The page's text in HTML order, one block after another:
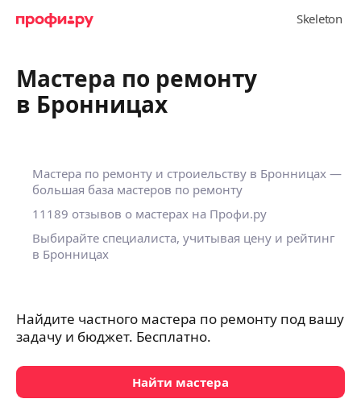
Мастера по ремонту
в Бронницах
Мастера по ремонту и строиельству в Бронницах —
большая база мастеров по ремонту
11189 отзывов о мастерах на Профи.ру
Выбирайте специалиста, учитывая цену и рейтинг
в Бронницах
Найдите частного мастера по ремонту под вашу
задачу и бюджет. Бесплатно.
Найти мастера